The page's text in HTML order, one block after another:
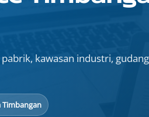
kawasan industri,
Timbangan